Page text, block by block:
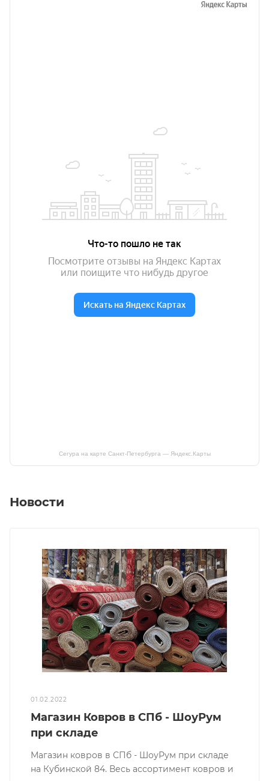
Сегура на карте Санкт‑Петербурга — Яндекс.Карты
Новости
01.02.2022
Магазин Ковров в СПб - ШоуРум
при складе
Магазин ковров в СПб - ШоуРум при складе
на Кубинской 84. Весь ассортимент ковров и